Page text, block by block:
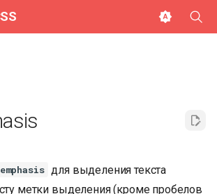
для выделения текста
метки выделения (кроме пробелов